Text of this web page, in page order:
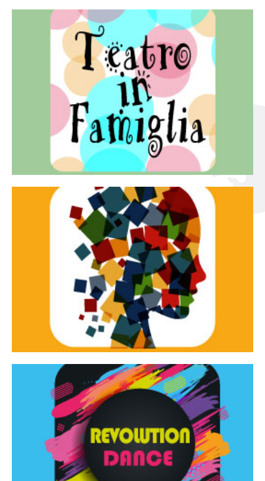
Teatro in famiglia
Teatro In Famiglia è una rassegna di teatro concepita
per far condividere e godere del teatro all’intera
famiglia.
Continua
Tracce dinamiche
Tracce Dinamiche è una rassegna di teatro
d’innovazione e sperimentale.
Continua
Revolution Dance
Rassegna di danza contemporanea – I Edizione